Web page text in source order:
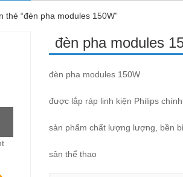
thẻ “đèn pha modules 150W”
đèn pha modules
đèn pha modules 150W
được lắp ráp linh kiện Philips
sản phẩm chất lượng lượng, bền
sân thể thao